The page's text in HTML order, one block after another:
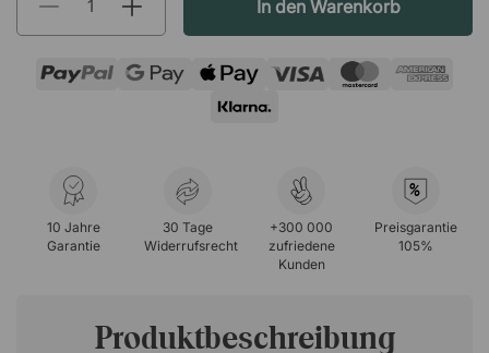
In den Warenkorb
10 Jahre
Garantie
30 Tage
Widerrufsrecht
+300 000
zufriedene
Kunden
%
Preisgarantie
105%
Produktbeschreibung